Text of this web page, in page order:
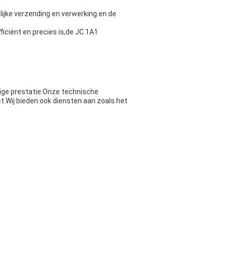
verzending en verwerking.en de
en precies is,de JC 1A1
prestatie.Onze technische
bieden ook diensten aan zoals het